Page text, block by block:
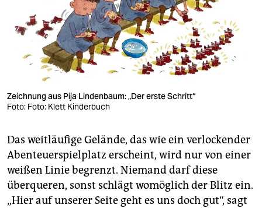
Zeichnung aus Pija Lindenbaum: „Der erste Schritt“
Foto: Foto: Klett Kinderbuch
Das weitläufige Gelände, das wie ein verlockender
Abenteuerspielplatz erscheint, wird nur von einer
weißen Linie begrenzt. Niemand darf diese
überqueren, sonst schlägt womöglich der Blitz ein.
„Hier auf unserer Seite geht es uns doch gut“, sagt